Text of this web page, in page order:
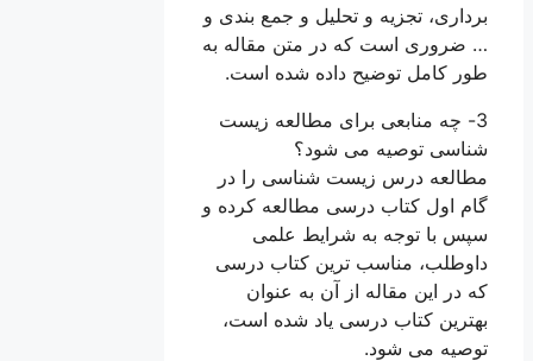
برداری، تجزیه و تحلیل و جمع بندی و
… ضروری است که در متن مقاله به
طور کامل توضیح داده شده است.
3- چه منابعی برای مطالعه زیست
شناسی توصیه می شود؟
مطالعه درس زیست شناسی را در
گام اول کتاب درسی مطالعه کرده و
سپس با توجه به شرایط علمی
داوطلب، مناسب ترین کتاب درسی
که در این مقاله از آن به عنوان
بهترین کتاب درسی یاد شده است،
توصیه می شود.